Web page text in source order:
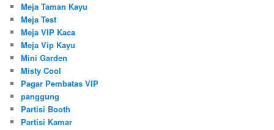
Meja Taman Kayu
Meja Test
Meja VIP Kaca
Meja Vip Kayu
Mini Garden
Misty Cool
Pagar Pembatas VIP
panggung
Partisi Booth
Partisi Kamar